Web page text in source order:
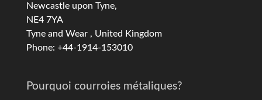
Newcastle upon Tyne,
NE4 7YA
Tyne and Wear , United Kingdom
Phone: +44-1914-153010
Pourquoi courroies métaliques?